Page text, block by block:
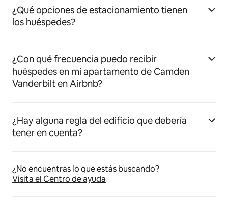
¿Qué opciones de estacionamiento tienen
los huéspedes?
¿Con qué frecuencia puedo recibir
huéspedes en mi apartamento de Camden
Vanderbilt en Airbnb?
¿Hay alguna regla del edificio que debería
tener en cuenta?
¿No encuentras lo que estás buscando?
Visita el Centro de ayuda